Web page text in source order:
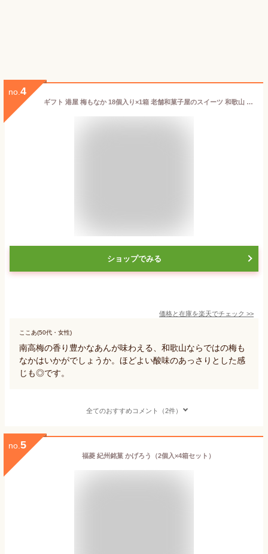
no. 4
ギフト 港屋 梅もなか 18個入り×1箱 老舗和菓子屋のスイーツ 和歌山 土産 和菓子 モナカ 最中
ショップでみる
価格と在庫を楽天でチェック >>
ここあ(50代・女性)
南高梅の香り豊かなあんが味わえる、和歌山ならではの梅も
なかはいかがでしょうか。ほどよい酸味のあっさりとした感
じも◎です。
全てのおすすめコメント（2件）
no. 5
福菱 紀州銘菓 かげろう（2個入×4箱セット）